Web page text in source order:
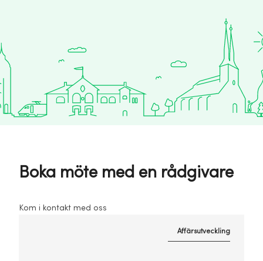
Boka möte med en rådgivare
Kom i kontakt med oss
Affärsutveckling